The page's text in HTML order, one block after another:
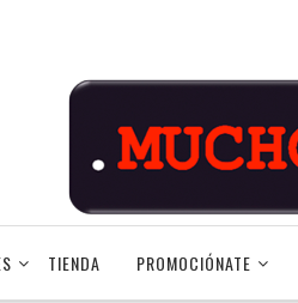
TIENDA PROMOCIÓNATE